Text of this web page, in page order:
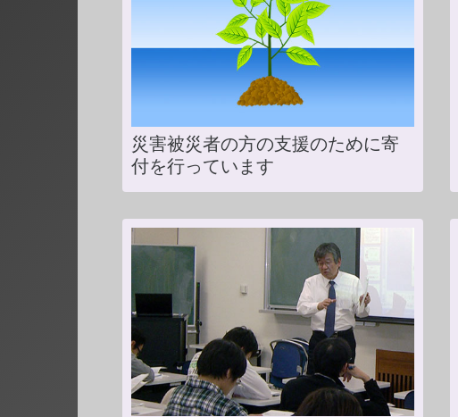
災害被災者の方の支援のために寄
付を行っています